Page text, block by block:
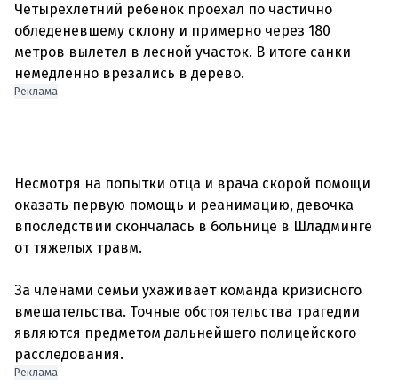
Четырехлетний ребенок проехал по частично
обледеневшему склону и примерно через 180
метров вылетел в лесной участок. В итоге санки
Реклама
Несмотря на попытки отца и врача скорой помощи
оказать первую помощь и реанимацию, девочка
впоследствии скончалась в больнице в Шладминге
от тяжелых травм.
За членами семьи ухаживает команда кризисного
вмешательства. Точные обстоятельства трагедии
являются предметом дальнейшего полицейского
Реклама